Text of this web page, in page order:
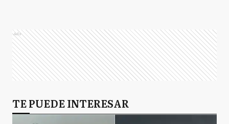
Ads
TE PUEDE INTERESAR